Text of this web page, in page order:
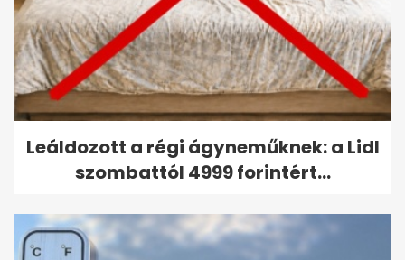
Leáldozott a régi ágyneműknek: a Lidl
szombattól 4999 forintért...